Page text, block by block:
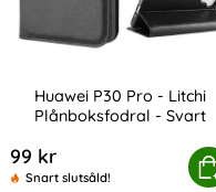
Huawei P30 Pro - Litchi
Plånboksfodral - Svart
99 kr
Snart slutsåld!
Huawei P30 Pro -